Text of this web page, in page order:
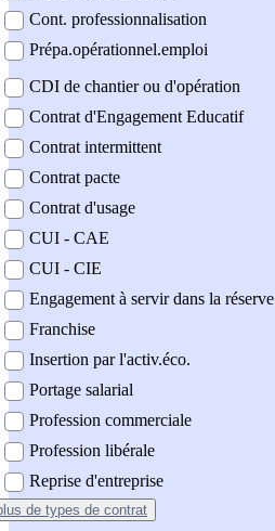
Cont. professionnalisation
Prépa.opérationnel.emploi
CDI de chantier ou d'opération
Contrat d'Engagement Educatif
Contrat intermittent
Contrat pacte
Contrat d'usage
CUI - CAE
CUI - CIE
Engagement à servir dans la réserve
Franchise
Insertion par l'activ.éco.
Portage salarial
Profession commerciale
Profession libérale
Reprise d'entreprise
de types de contrat